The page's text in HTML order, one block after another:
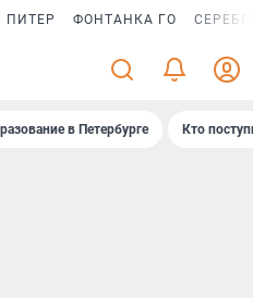
ПИТЕР ФОНТАНКА ГО
в Петербурге Кто